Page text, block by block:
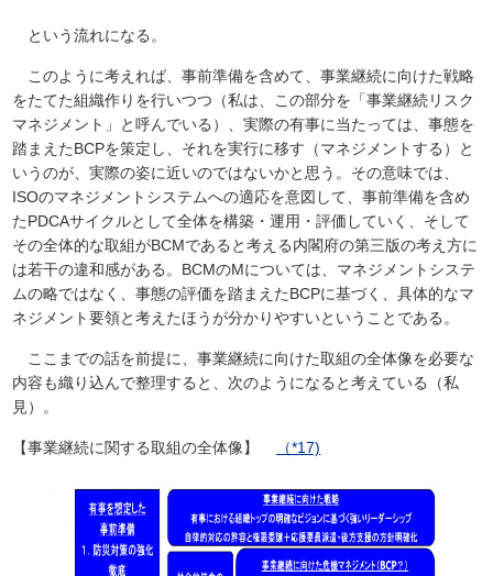
という流れになる。
このように考えれば、事前準備を含めて、事業継続に向けた戦略
をたてた組織作りを行いつつ（私は、この部分を「事業継続リスク
マネジメント」と呼んでいる）、実際の有事に当たっては、事態を
踏まえたBCPを策定し、それを実行に移す（マネジメントする）と
いうのが、実際の姿に近いのではないかと思う。その意味では、
ISOのマネジメントシステムへの適応を意図して、事前準備を含め
たPDCAサイクルとして全体を構築・運用・評価していく、そして
その全体的な取組がBCMであると考える内閣府の第三版の考え方に
は若干の違和感がある。BCMのMについては、マネジメントシステ
ムの略ではなく、事態の評価を踏まえたBCPに基づく、具体的なマ
ネジメント要領と考えたほうが分かりやすいということである。
ここまでの話を前提に、事業継続に向けた取組の全体像を必要な
内容も織り込んで整理すると、次のようになると考えている（私
見）。
【事業継続に関する取組の全体像】 （*17)